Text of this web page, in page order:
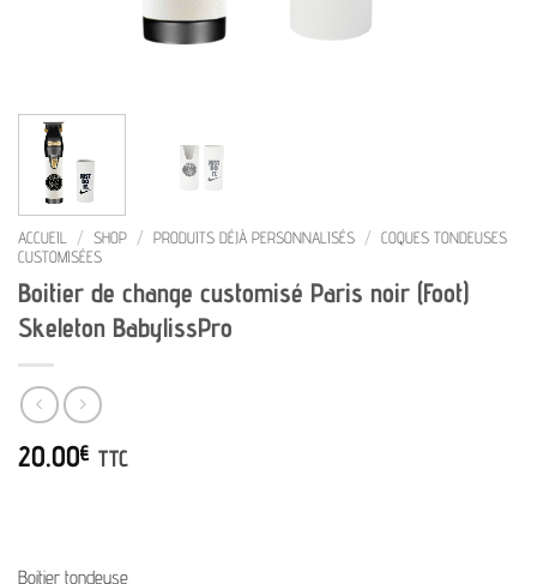
ACCUEIL / SHOP / PRODUITS DÉJÀ PERSONNALISÉS / COQUES TONDEUSES
CUSTOMISÉES
Boitier de change customisé Paris noir (Foot)
Skeleton BabylissPro
20.00€ TTC
Boitier tondeuse